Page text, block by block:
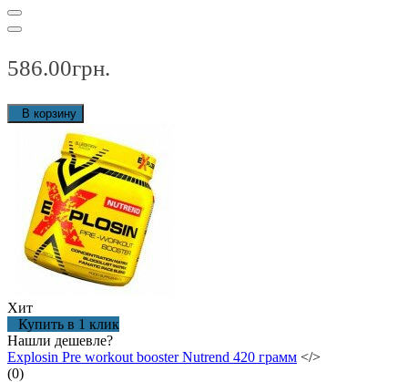
586.00грн.
В корзину
Хит
Купить в 1 клик
Нашли дешевле?
Explosin Pre workout booster Nutrend 420 грамм </>
(0)